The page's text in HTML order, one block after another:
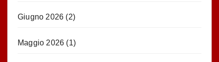
Giugno 2026 (2)
Maggio 2026 (1)